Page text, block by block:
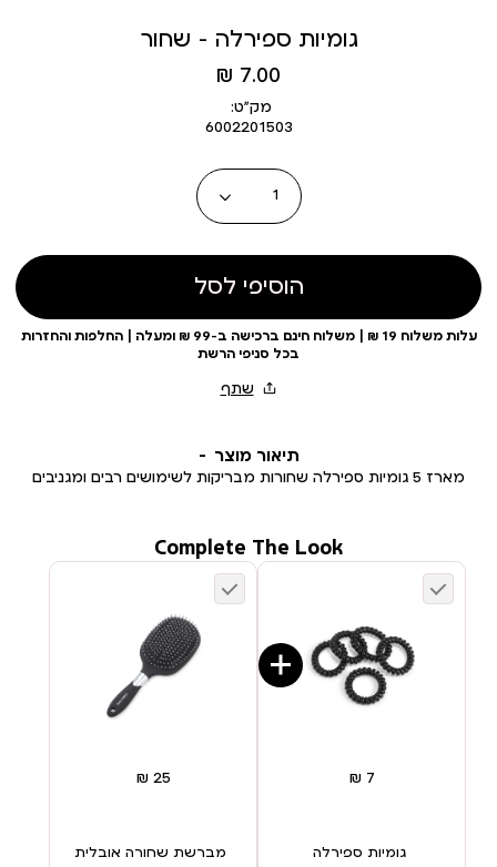
גומיות ספירלה - שחור
מחיר
מוצר
7.00 ₪
מק״ט:
6002201503
כמות
הוסיפי לסל
עלות משלוח 19 ₪ | משלוח חינם ברכישה ב-99 ₪ ומעלה | החלפות והחזרות
בכל סניפי הרשת
תיאור מוצר
מארז 5 גומיות ספירלה שחורות מבריקות לשימושים רבים ומגניבים
גומיות ספירלה
מברשת שחורה אובלית
Complete The Look